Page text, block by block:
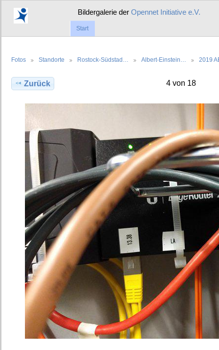
Bildergalerie derOpennet Initiative e.V.
Start
Fotos Standorte Rostock-Südstad… Albert-Einstein… 2019
Zurück 4 von 18